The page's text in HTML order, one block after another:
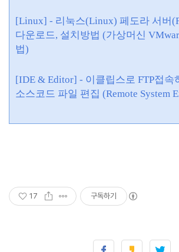
[Linux] - 리눅스(Linux) 페도라 서버
다운로드, 설치방법 (가상머신
법)
[IDE & Editor] - 이클립스로 FTP접속
소스코드 파일 편집 (Remote System
17 구독하기